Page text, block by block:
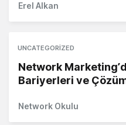
Erel Alkan
UNCATEGORIZED
Network
Bariyerleri ve
Network Okulu